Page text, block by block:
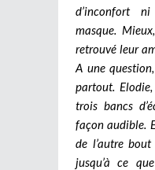
d’inconfort
masque.
retrouvé leur
A une
partout.
trois bancs
façon audible.
de l’autre
jusqu’à ce